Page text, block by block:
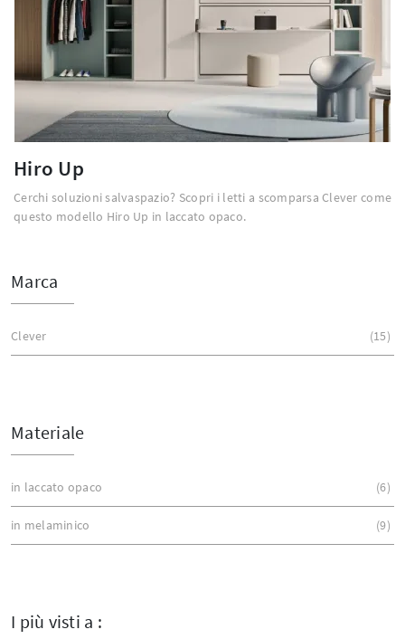
Hiro Up
Cerchi soluzioni salvaspazio? Scopri i letti a scomparsa Clever come
questo modello Hiro Up in laccato opaco.
Marca
Clever 15
Materiale
in laccato opaco 6
in melaminico 9
I più visti a :